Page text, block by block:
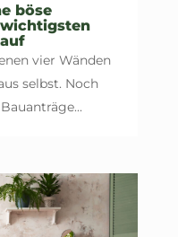
böse
vier Wänden
selbst. Noch